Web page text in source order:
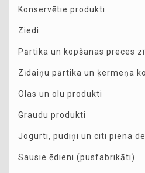
Konservētie produkti
Ziedi
Pārtika un kopšanas preces
Zīdaiņu pārtika un ķermeņa
Olas un olu produkti
Graudu produkti
Jogurti, pudiņi un citi piena
Sausie ēdieni (pusfabrikāti)